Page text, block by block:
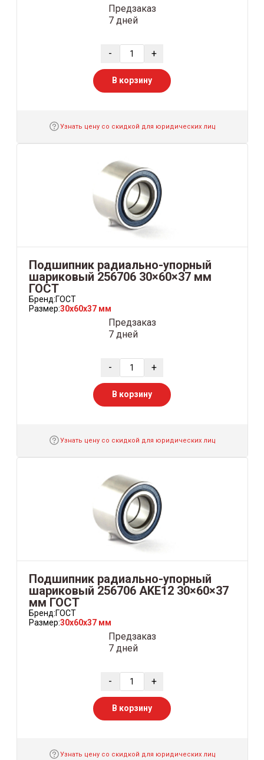
Предзаказ
7 дней
- +
В корзину
Узнать цену со скидкой для юридических лиц
Подшипник радиально-упорный
шариковый 256706 30×60×37 мм
ГОСТ
Бренд:ГОСТ
Размер:30x60x37 мм
Предзаказ
7 дней
- +
В корзину
Узнать цену со скидкой для юридических лиц
Подшипник радиально-упорный
шариковый 256706 AKE12 30×60×37
мм ГОСТ
Бренд:ГОСТ
Размер:30x60x37 мм
Предзаказ
7 дней
- +
В корзину
Узнать цену со скидкой для юридических лиц